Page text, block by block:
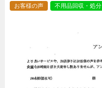
お客様の声
不用品回収・処分